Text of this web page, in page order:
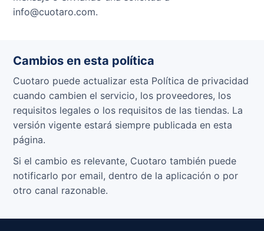
info@cuotaro.com.
Cambios en esta política
Cuotaro puede actualizar esta Política de privacidad
cuando cambien el servicio, los proveedores, los
requisitos legales o los requisitos de las tiendas. La
versión vigente estará siempre publicada en esta
página.
Si el cambio es relevante, Cuotaro también puede
notificarlo por email, dentro de la aplicación o por
otro canal razonable.